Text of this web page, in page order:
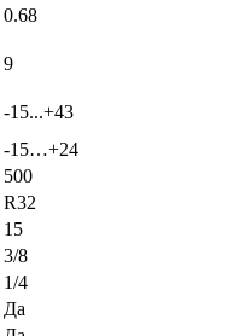
0.68
9
-15...+43
-15…+24
500
R32
15
3/8
1/4
Да